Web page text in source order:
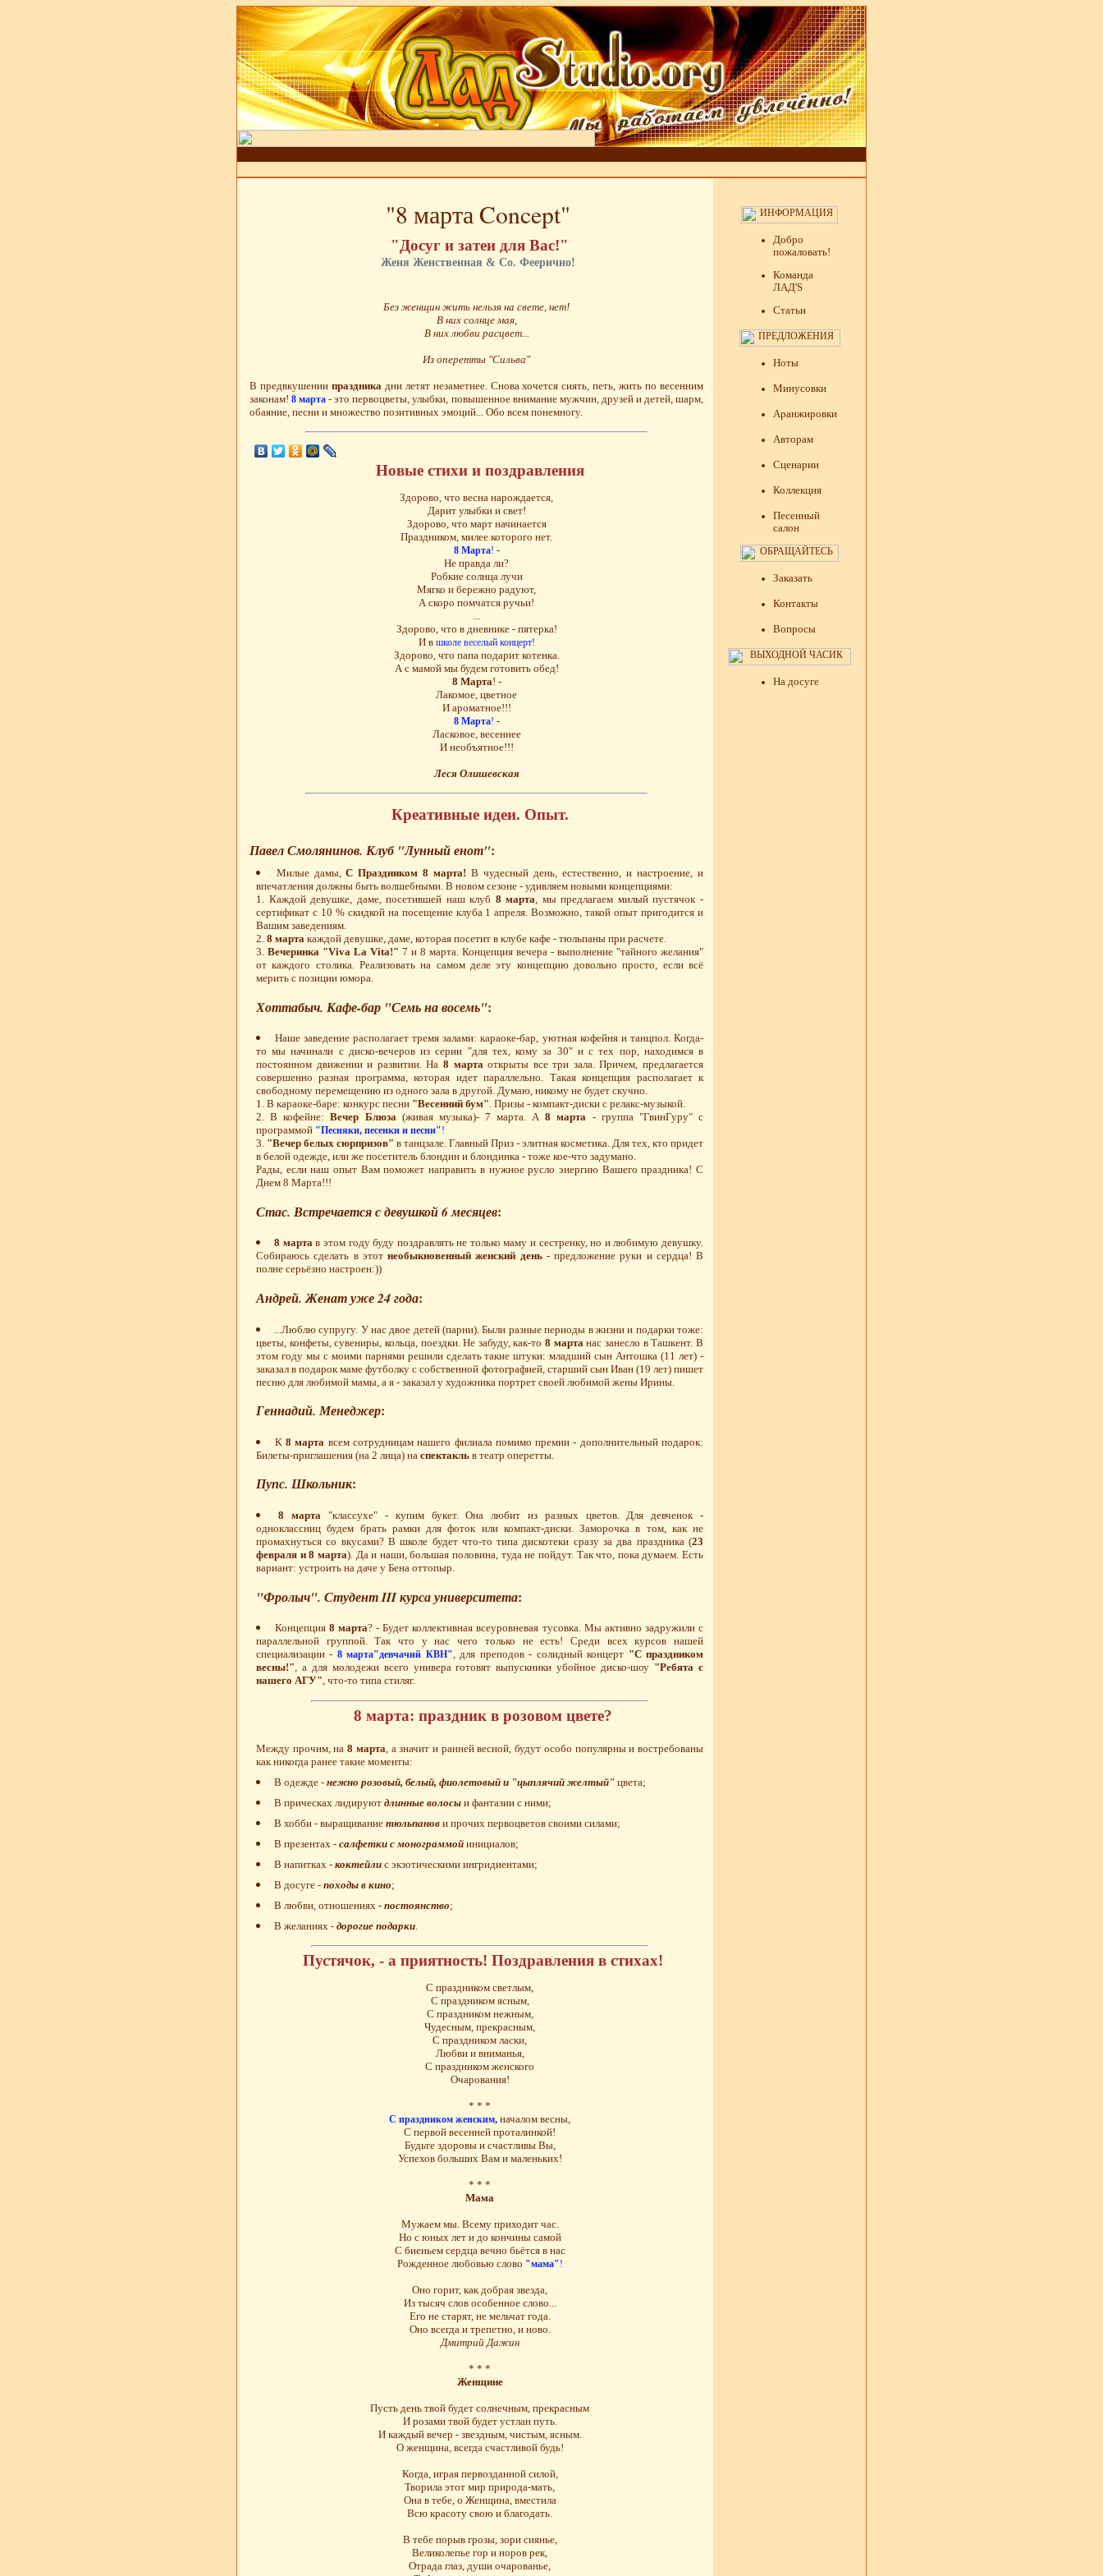
"8 марта Concept"
"Досуг и затеи для Вас!"
Женя Женственная & Co. Феерично!
Без женщин жить нельзя на свете, нет!
В них солнце мая,
В них любви расцвет...
Из оперетты "Сильва"
В предвкушении праздника дни летят незаметнее. Снова хочется сиять, петь, жить по весенним
законам!8 марта - это первоцветы, улыбки, повышенное внимание мужчин, друзей и детей, шарм,
обаяние, песни и множество позитивных эмоций... Обо всем понемногу.
Новые стихи и поздравления
Здорово, что весна нарождается,
Дарит улыбки и свет!
Здорово, что март начинается
Праздником, милее которого нет.
8 Марта! -
Не правда ли?
Робкие солнца лучи
Мягко и бережно радуют,
А скоро помчатся ручьи!
Здорово, что в дневнике - пятерка!
И в школе веселый концерт!
Здорово, что папа подарит котенка.
А с мамой мы будем готовить обед!
8 Марта! -
Лакомое, цветное
И ароматное!!!
8 Марта! -
Ласковое, весеннее
И необъятное!!!
Леся Олишевская
Креативные идеи. Опыт.
Павел Смолянинов. Клуб "Лунный енот":
Милые дамы,С Праздником 8 марта! В чудесный день, естественно, и настроение, и
впечатления должны быть волшебными. В новом сезоне - удивляем новыми концепциями:
1. Каждой девушке, даме, посетившей наш клуб 8 марта, мы предлагаем милый пустячок -
сертификат с 10 % скидкой на посещение клуба 1 апреля. Возможно, такой опыт пригодится и
Вашим заведениям.
2. 8 марта каждой девушке, даме, которая посетит в клубе кафе - тюльпаны при расчете.
3. Вечеринка "Viva La Vita!" 7 и 8 марта. Концепция вечера - выполнение "тайного желания"
от каждого столика. Реализовать на самом деле эту концепцию довольно просто, если всё
мерить с позиции юмора.
Хоттабыч. Кафе-бар "Семь на восемь":
Наше заведение располагает тремя залами: караоке-бар, уютная кофейня и танцпол. Когда-
то мы начинали с диско-вечеров из серии "для тех, кому за 30" и с тех пор, находимся в
постоянном движении и развитии. На 8 мартаоткрыты все три зала. Причем, предлагается
совершенно разная программа, которая идет параллельно. Такая концепция располагает к
свободному перемещению из одного зала в другой. Думаю, никому не будет скучно.
1. В караоке-баре: конкурс песни "Весенний бум". Призы - компакт-диски с релакс-музыкой.
2. В кофейне:Вечер Блюза(живая музыка)- 7 марта. А8 марта - группа "ГвинГуру" с
программой "Песняки, песенки и песни"!
3. "Вечер белых сюрпризов" в танцзале. Главный Приз - элитная косметика. Для тех, кто придет
в белой одежде, или же посетитель блондин и блондинка - тоже кое-что задумано.
Рады, если наш опыт Вам поможет направить в нужное русло энергию Вашего праздника! С
Днем 8 Марта!!!
Стас. Встречается с девушкой 6 месяцев:
8 мартав этом году буду поздравлять не только маму и сестренку, но и любимую девушку.
Собираюсь сделать в этот необыкновенный женский день- предложение руки и сердца! В
полне серьёзно настроен:))
Андрей. Женат уже 24 года:
...Люблю супругу. У нас двое детей (парни). Были разные периоды в жизни и подарки тоже:
цветы, конфеты, сувениры, кольца, поездки. Не забуду, как-то8 марта нас занесло в Ташкент. В
этом году мы с моими парнями решили сделать такие штуки: младший сын Антошка (11 лет) -
заказал в подарок маме футболку с собственной фотографией, старший сын Иван (19 лет) пишет
песню для любимой мамы, а я - заказал у художника портрет своей любимой жены Ирины.
Геннадий. Менеджер:
К8 марта всем сотрудницам нашего филиала помимо премии - дополнительный подарок:
Билеты-приглашения (на 2 лица) на спектакль в театр оперетты.
Пупс. Школьник:
8 марта "классухе" - купим букет. Она любит из разных цветов. Для девченок -
одноклассниц будем брать рамки для фоток или компакт-диски. Заморочка в том, как не
промахнуться со вкусами? В школе будет что-то типа дискотеки сразу за два праздника (23
февраля и 8 марта). Да и наши, большая половина, туда не пойдут. Так что, пока думаем. Есть
вариант: устроить на даче у Бена оттопыр.
"Фролыч". Студент III курса университета:
Концепция 8 марта? - Будет коллективная всеуровневая тусовка. Мы активно задружили с
параллельной группой. Так что у нас чего только не есть! Среди всех курсов нашей
специализации - 8 марта"девчачий КВН", для преподов - солидный концерт "С праздником
весны!", а для молодежи всего универа готовят выпускники убойное диско-шоу "Ребята с
нашего АГУ", что-то типа стиляг.
8 марта: праздник в розовом цвете?
Между прочим, на8 марта , а значит и ранней весной, будут особо популярны и востребованы
как никогда ранее такие моменты:
В одежде - нежно розовый, белый, фиолетовый и "цыплячий желтый"цвета;
В прическах лидируют длинные волосыи фантазии с ними;
В хобби - выращивание тюльпанови прочих первоцветов своими силами;
В презентах - салфетки с монограммойинициалов;
В напитках - коктейлис экзотическими ингридиентами;
В досуге - походы в кино;
В любви, отношениях - постоянство;
В желаниях - дорогие подарки.
Пустячок, - а приятность! Поздравления в стихах!
С праздником светлым,
С праздником ясным,
С праздником нежным,
Чудесным, прекрасным,
С праздником ласки,
Любви и вниманья,
С праздником женского
Очарования!
* * *
С праздником женским, началом весны,
С первой весенней проталинкой!
Будьте здоровы и счастливы Вы,
Успехов больших Вам и маленьких!
* * *
Мама
Мужаем мы. Всему приходит час.
Но с юных лет и до кончины самой
С биеньем сердца вечно бьётся в нас
Рожденное любовью слово "мама"!
Оно горит, как добрая звезда,
Из тысяч слов особенное слово...
Его не старят, не мельчат года.
Оно всегда и трепетно, и ново.
Дмитрий Дажин
* * *
Женщине
Пусть день твой будет солнечным, прекрасным
И розами твой будет устлан путь.
И каждый вечер - звездным, чистым, ясным.
О женщина, всегда счастливой будь!
Когда, играя первозданной силой,
Творила этот мир природа-мать,
Она в тебе, о Женщина, вместила
Всю красоту свою и благодать.
В тебе порыв грозы, зори сиянье,
Великолепье гор и норов рек,
Отрада глаз, души очарованье,
Добро
пожаловать!
Команда
ЛАД'S
Статьи
Ноты
Минусовки
Аранжировки
Авторам
Сценарии
Коллекция
Песенный
салон
Заказать
Контакты
Вопросы
На досуге